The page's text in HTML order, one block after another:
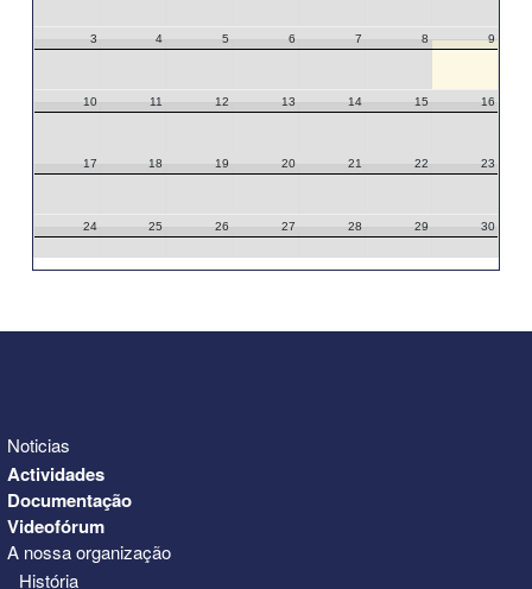
3 4 5 6 7 8 9
10 11 12 13 14 15 16
17 18 19 20 21 22 23
24 25 26 27 28 29 30
Noticias
Actividades
Documentação
Videofórum
A nossa organização
História